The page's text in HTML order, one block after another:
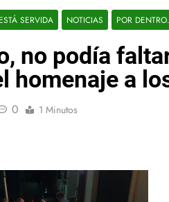
SERVIDA NOTICIAS POR
no podía
homenaje a
0 1 Minutos